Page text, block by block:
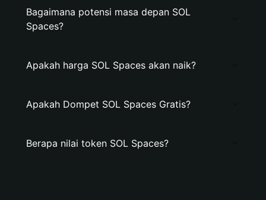
Bagaimana potensi masa depan SOL
Spaces?
Apakah harga SOL Spaces akan naik?
Apakah Dompet SOL Spaces Gratis?
Berapa nilai token SOL Spaces?